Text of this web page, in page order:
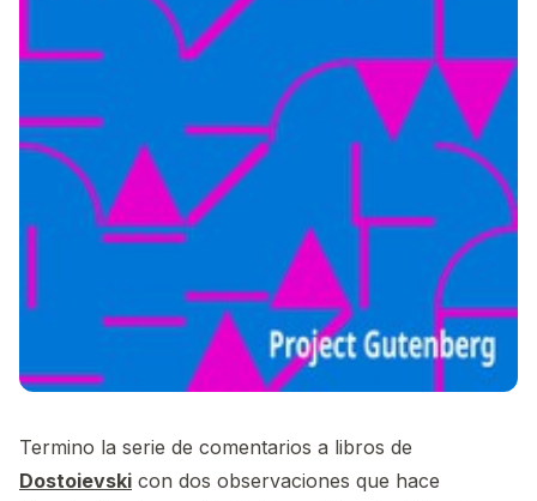
Termino la serie de comentarios a libros de
Dostoievski con dos observaciones que hace